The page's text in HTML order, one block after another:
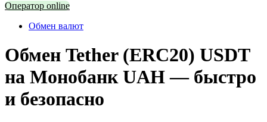
Оператор online
Обмен валют
Обмен Tether (ERC20) USDT
на Монобанк UAH — быстро
и безопасно